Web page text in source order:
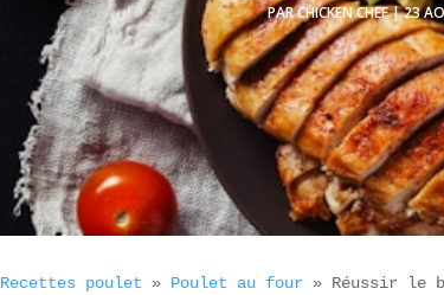
PARCHICKEN CHEF|23
Recettes poulet » Poulet au four » Réussir le